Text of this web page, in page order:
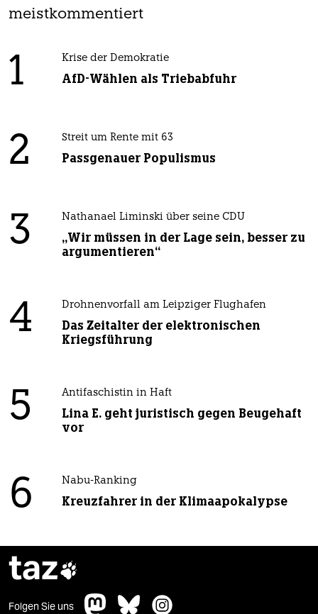
meistkommentiert
1 Krise der Demokratie
AfD-Wählen als Triebabfuhr
2 Streit um Rente mit 63
Passgenauer Populismus
3 Nathanael Liminski über seine CDU
„Wir müssen in der Lage sein, besser zu
argumentieren“
4 Drohnenvorfall am Leipziger Flughafen
Das Zeitalter der elektronischen
Kriegsführung
5 Antifaschistin in Haft
Lina E. geht juristisch gegen Beugehaft
vor
6 Nabu-Ranking
Kreuzfahrer in der Klimaapokalypse
taz
Folgen Sie uns